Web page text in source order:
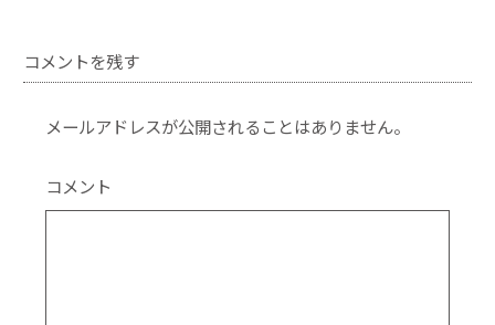
c
e
b
o
o
k
itt
er
コメントを残す
メールアドレスが公開されることはありません。
コメント